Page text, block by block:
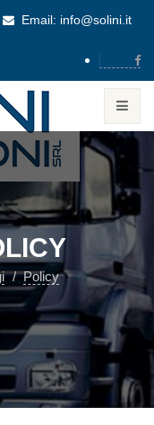
Email: info@solini.it
Policy